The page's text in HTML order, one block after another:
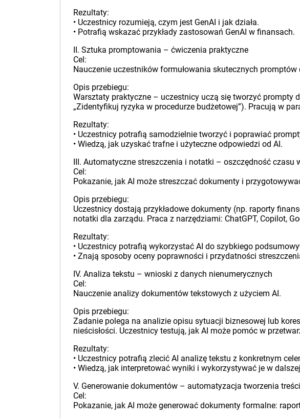
Rezultaty:
• Uczestnicy rozumieją, czym jest GenAI i jak działa.
• Potrafią wskazać przykłady zastosowań GenAI w finansach.
II. Sztuka promptowania – ćwiczenia praktyczne
Cel:
Nauczenie uczestników formułowania skutecznych promptów
Opis przebiegu:
Warsztaty praktyczne – uczestnicy uczą się tworzyć prompty
„Zidentyfikuj ryzyka w procedurze budżetowej”). Pracują w
Rezultaty:
• Uczestnicy potrafią samodzielnie tworzyć i poprawiać
• Wiedzą, jak uzyskać trafne i użyteczne odpowiedzi od AI.
III. Automatyczne streszczenia i notatki – oszczędność czasu
Cel:
Pokazanie, jak AI może streszczać dokumenty i
Opis przebiegu:
Uczestnicy dostają przykładowe dokumenty (np. raporty
notatki dla zarządu. Praca z narzędziami: ChatGPT, Copilot,
Rezultaty:
• Uczestnicy potrafią wykorzystać AI do szybkiego
• Znają sposoby oceny poprawności i przydatności
IV. Analiza tekstu – wnioski z danych nienumerycznych
Cel:
Nauczenie analizy dokumentów tekstowych z użyciem AI.
Opis przebiegu:
Zadanie polega na analizie opisu sytuacji biznesowej lub
nieścisłości. Uczestnicy testują, jak AI może pomóc w
Rezultaty:
• Uczestnicy potrafią zlecić AI analizę tekstu z konkretnym
• Wiedzą, jak interpretować wyniki i wykorzystywać je w
V. Generowanie dokumentów – automatyzacja tworzenia treści
Cel:
Pokazanie, jak AI może generować dokumenty formalne: